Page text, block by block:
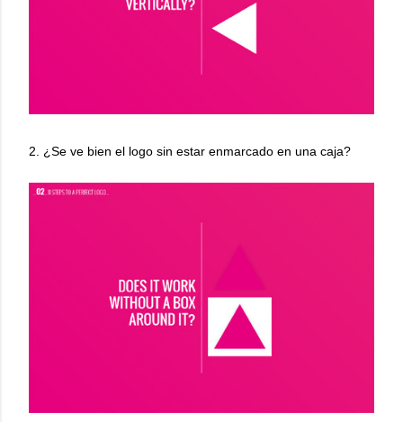
2. ¿Se ve bien el logo sin estar enmarcado en una caja?